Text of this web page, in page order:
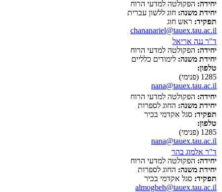
יחידה: הפקולטה למדעי הרוח
יחידת משנה: חוג ללשון עברית
תפקיד: ראש חוג
chananariel@tauex.tau.ac.il
ד"ר ננה אריאל
יחידה: הפקולטה למדעי הרוח
יחידת משנה: לימודים כלליים
טלפון:
1285 (פנימי)
nana@tauex.tau.ac.il
יחידה: הפקולטה למדעי הרוח
יחידת משנה: החוג לספרות
תפקיד: סגל אקדמי בכיר
טלפון:
1285 (פנימי)
nana@tauex.tau.ac.il
ד"ר אלמוג בהר
יחידה: הפקולטה למדעי הרוח
יחידת משנה: החוג לספרות
תפקיד: סגל אקדמי בכיר
almogbeh@tauex.tau.ac.il